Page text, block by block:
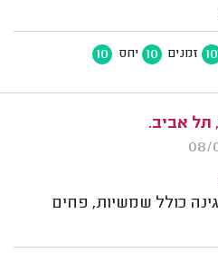
10 זמנים 10 יחס 10
תל אביב.
כולל שמשיות, פחים